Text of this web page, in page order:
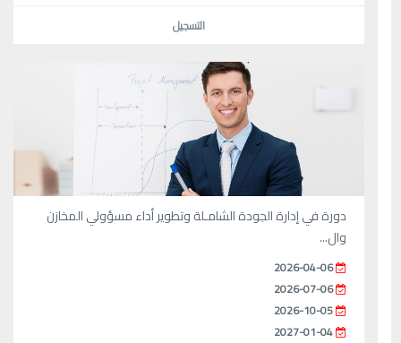
التسجيل
دورة في إدارة الجودة الشامـلة وتطوير أداء مسؤولي المخازن
وال...
2026-04-06
2026-07-06
2026-10-05
2027-01-04